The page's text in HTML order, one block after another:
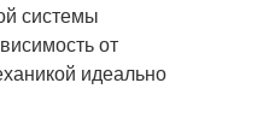
системы
от
идеально